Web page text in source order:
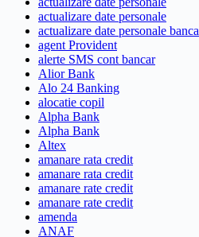
actualizare date personale
actualizare date personale banca
agent Provident
alerte SMS cont bancar
Alior Bank
Alo 24 Banking
alocatie copil
Alpha Bank
Alpha Bank
Altex
amanare rata credit
amanare rata credit
amanare rate credit
amanare rate credit
amenda
ANAF